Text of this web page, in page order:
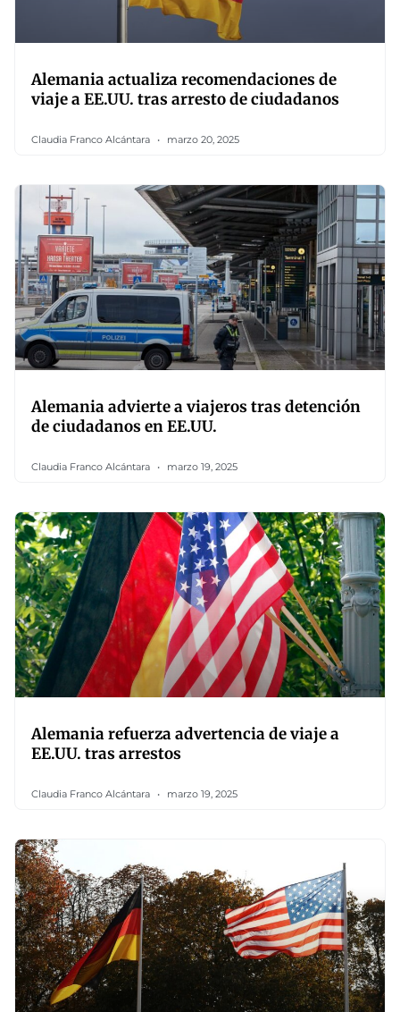
Alemania actualiza recomendaciones de
viaje a EE.UU. tras arresto de ciudadanos
Claudia Franco Alcántara marzo 20, 2025
Alemania advierte a viajeros tras detención
de ciudadanos en EE.UU.
Claudia Franco Alcántara marzo 19, 2025
Alemania refuerza advertencia de viaje a
EE.UU. tras arrestos
Claudia Franco Alcántara marzo 19, 2025